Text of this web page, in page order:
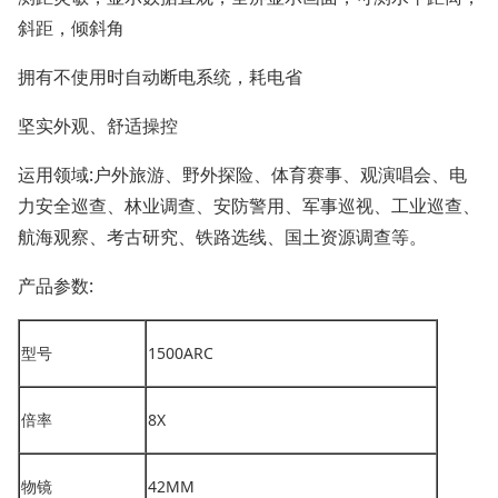
斜距，倾斜角
拥有不使用时自动断电系统，耗电省
坚实外观、舒适操控
运用领域:户外旅游、野外探险、体育赛事、观演唱会、电
力安全巡查、林业调查、安防警用、军事巡视、工业巡查、
航海观察、考古研究、铁路选线、国土资源调查等。
产品参数:
型号 1500ARC
倍率 8X
物镜 42MM